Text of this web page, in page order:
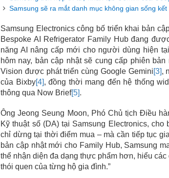
Samsung sẽ ra mắt danh mục không gian sống
Samsung Electronics công bố triển khai bản
Bespoke AI Refrigerator Family Hub đang
năng AI nâng cấp mới cho người dùng hiện
hôm nay, bản cập nhật sẽ cung cấp phiên
Vision được phát triển cùng Google Gemini [3] ,
của Bixby[4] , đồng thời mang đến hệ thống
thông qua Now Brief[5] .
Ông Jeong Seung Moon, Phó Chủ tịch Điều
Kỹ thuật số (DA) tại Samsung Electronics,
chỉ dừng tại thời điểm mua – mà cần tiếp tục
bản cập nhật mới cho Family Hub, Samsung
thể nhận diện đa dạng thực phẩm hơn, hiểu
thói quen của từng hộ gia đình.”